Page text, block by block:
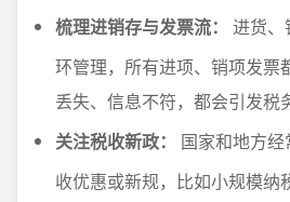
梳理进销存与发票流：
进货、
环管理，所有进项、销项发票
丢失、信息不符，都会引发税
关注税收新政：
国家和地方
收优惠或新规，比如小规模纳